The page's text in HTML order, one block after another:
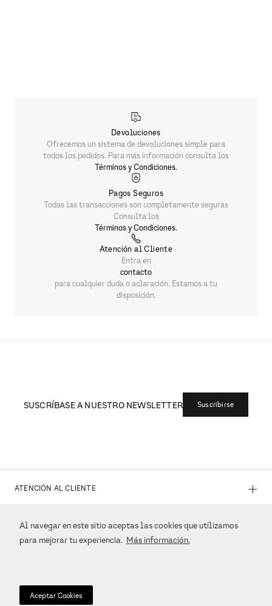
Al navegar en este sitio aceptas las cookies que utilizamos
para mejorar tu experiencia. Más información.
Aceptar Cookies
PRODUCTOS SIMILARES
Bóxer de baño Armani Exchange
Pagos Seguros
Todas las transacciones son completamente seguras
Entra en